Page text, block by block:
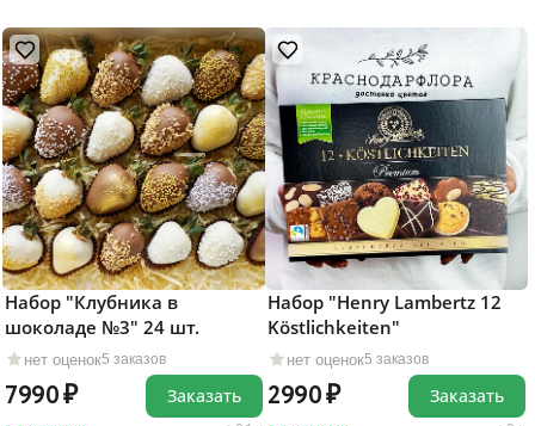
нет оценок5 заказов
Набор "Клубника в
шоколаде №3" 24 шт.
7990 Заказать
нет оценок5 заказов
Набор "Henry Lambertz 12
Köstlichkeiten"
2990 Заказать